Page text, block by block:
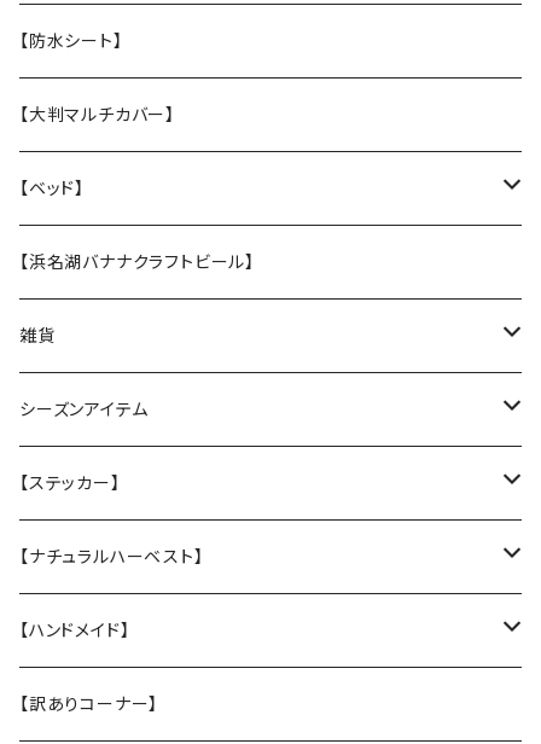
・S 小型犬用 小さい子はこちら
・【張替え】布部分を新品に交換
・【M】中型犬サイズ(横幅2cm）
・【S】 小型犬サイズ（横幅1,5cm）
・【張替え】布部分を新品に交換
うちの子オリジナル
お悔やみクッキー
ホリデークッキー
【防水シート】
【大判マルチカバー】
【ベッド】
★なみなみウレタンのオーソペディックカドラー
丈夫なツイル地カバー
防水カバー
★ふわふわラウンドベッド
丈夫なツイル地カバー
厚手キルティングツイル地カバー
★中身とカバーのセット
★カバー単品
★中身のウレタン
【浜名湖バナナクラフトビール】
雑貨
クリスマスグリーティングカード
Tuffy
サンシェード
ヴィンテージガラスシェード
シーズンアイテム
レインコート
クリスマスプレゼントに
ドッグウエア
【ステッカー】
名入れカッティングシール
ステッカー
【ナチュラルハーベスト】
レジームチキン
レジームラム
【ハンドメイド】
小物
【訳ありコーナー】